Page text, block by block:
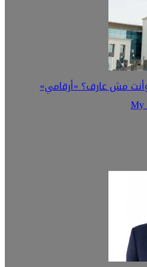
مش عارف؟ «أرقامي»